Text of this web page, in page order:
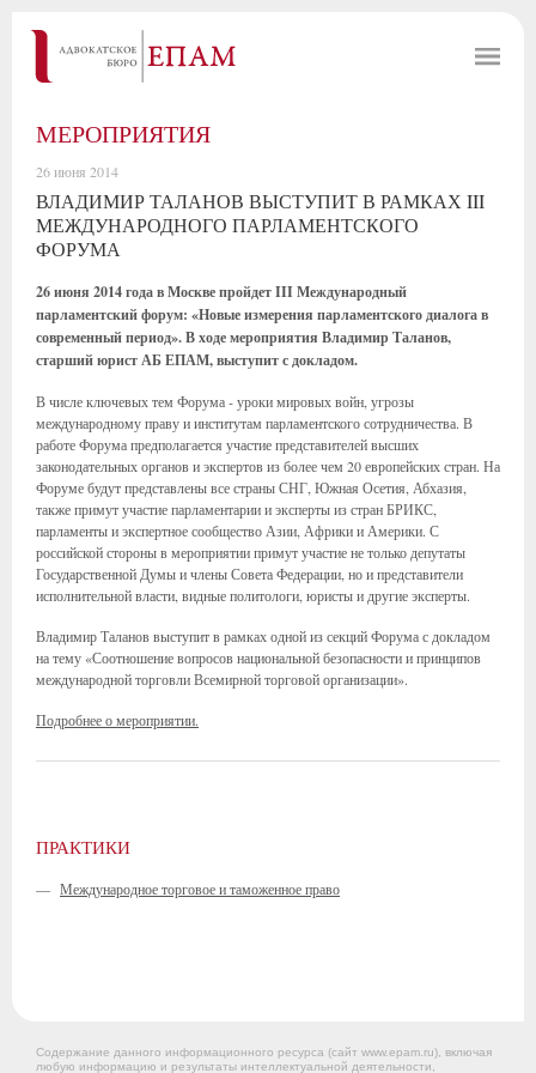
МЕРОПРИЯТИЯ
26 июня 2014
ВЛАДИМИР ТАЛАНОВ ВЫСТУПИТ В РАМКАХ III
МЕЖДУНАРОДНОГО ПАРЛАМЕНТСКОГО
ФОРУМА
26 июня 2014 года в Москве пройдет III Международный
парламентский форум: «Новые измерения парламентского диалога в
современный период». В ходе мероприятия Владимир Таланов,
старший юрист АБ ЕПАМ, выступит с докладом.
В числе ключевых тем Форума - уроки мировых войн, угрозы
международному праву и институтам парламентского сотрудничества. В
работе Форума предполагается участие представителей высших
законодательных органов и экспертов из более чем 20 европейских стран. На
Форуме будут представлены все страны СНГ, Южная Осетия, Абхазия,
также примут участие парламентарии и эксперты из стран БРИКС,
парламенты и экспертное сообщество Азии, Африки и Америки. С
российской стороны в мероприятии примут участие не только депутаты
Государственной Думы и члены Совета Федерации, но и представители
исполнительной власти, видные политологи, юристы и другие эксперты.
Владимир Таланов выступит в рамках одной из секций Форума с докладом
на тему «Соотношение вопросов национальной безопасности и принципов
международной торговли Всемирной торговой организации».
Подробнее о мероприятии.
ПРАКТИКИ
— Международное торговое и таможенное право
Содержание данного информационного ресурса (сайт www.epam.ru), включая
любую информацию и результаты интеллектуальной деятельности,